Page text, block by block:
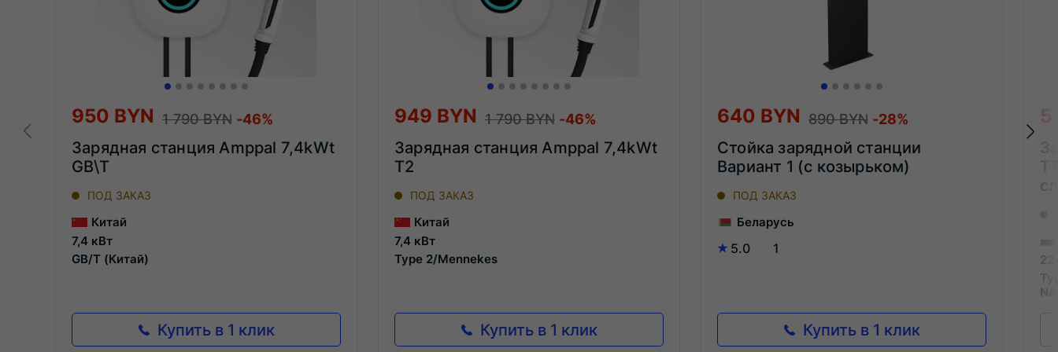
950 BYN 1 790 BYN -46%
Зарядная станция Amppal 7,4kWt
GB\T
ПОД ЗАКАЗ
Китай
7,4 кВт
GB/T (Китай)
Купить в 1 клик
949 BYN 1 790 BYN -46%
Зарядная станция Amppal 7,4kWt
T2
ПОД ЗАКАЗ
Китай
7,4 кВт
Type 2/Mennekes
Купить в 1 клик
640 BYN 890 BYN -28%
Стойка зарядной станции
Вариант 1 (с козырьком)
ПОД ЗАКАЗ
Беларусь
5.0 1
Купить в 1 клик
5
22